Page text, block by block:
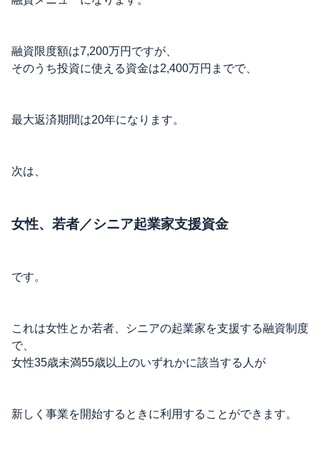
融資限度額は7,200万円ですが、
そのうち投資に使える資金は2,400万円までで、
最大返済期間は20年になります。
次は、
女性、若者／シニア起業家支援資金
です。
これは女性とか若者、シニアの起業家を支援する融資制度
で、
女性35歳未満55歳以上のいずれかに該当する人が
新しく事業を開始するときに利用することができます。